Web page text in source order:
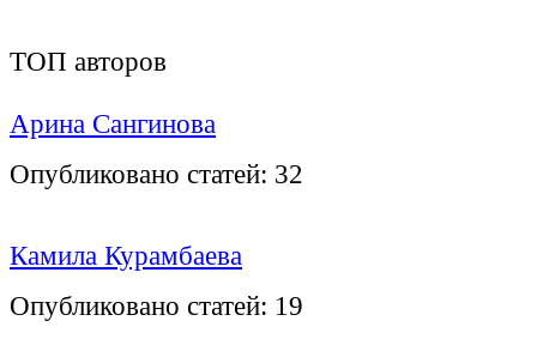
ТОП авторов
Арина Сангинова
Опубликовано статей: 32
Камила Курамбаева
Опубликовано статей: 19